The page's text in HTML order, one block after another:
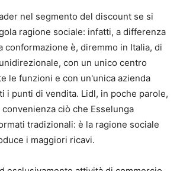
nel segmento del discount se si
ragione sociale: infatti, a differenza
conformazione è, diremmo in Italia, di
con un unico centro
le funzioni e con un'unica azienda
i punti di vendita. Lidl, in poche parole,
ciò che Esselunga
tradizionali: è la ragione sociale
i maggiori ricavi.